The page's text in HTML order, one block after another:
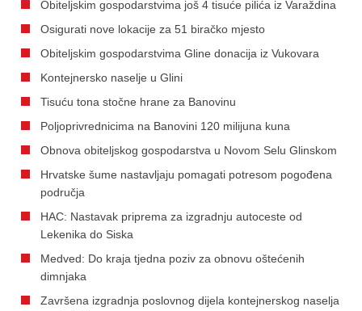
Obiteljskim gospodarstvima još 4 tisuće pilića iz Varaždina
Osigurati nove lokacije za 51 biračko mjesto
Obiteljskim gospodarstvima Gline donacija iz Vukovara
Kontejnersko naselje u Glini
Tisuću tona stočne hrane za Banovinu
Poljoprivrednicima na Banovini 120 milijuna kuna
Obnova obiteljskog gospodarstva u Novom Selu Glinskom
Hrvatske šume nastavljaju pomagati potresom pogođena
područja
HAC: Nastavak priprema za izgradnju autoceste od
Lekenika do Siska
Medved: Do kraja tjedna poziv za obnovu oštećenih
dimnjaka
Završena izgradnja poslovnog dijela kontejnerskog naselja